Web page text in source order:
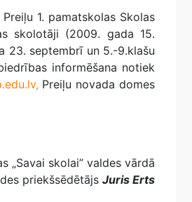
1. pamatskolas Skolas
skolotāji (2009. gada 15.
23. septembrī un 5.-9.klašu
informēšana notiek
Preiļu novada domes
„Savai skolai” valdes vārdā
priekšsēdētājs Juris Erts